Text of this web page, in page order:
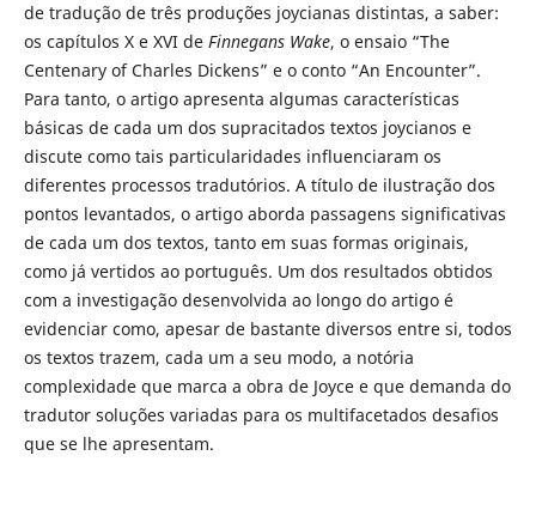
de tradução de três produções joycianas distintas, a saber:
os capítulos X e XVI de Finnegans Wake, o ensaio “The
Centenary of Charles Dickens” e o conto “An Encounter”.
Para tanto, o artigo apresenta algumas características
básicas de cada um dos supracitados textos joycianos e
discute como tais particularidades influenciaram os
diferentes processos tradutórios. A título de ilustração dos
pontos levantados, o artigo aborda passagens significativas
de cada um dos textos, tanto em suas formas originais,
como já vertidos ao português. Um dos resultados obtidos
com a investigação desenvolvida ao longo do artigo é
evidenciar como, apesar de bastante diversos entre si, todos
os textos trazem, cada um a seu modo, a notória
complexidade que marca a obra de Joyce e que demanda do
tradutor soluções variadas para os multifacetados desafios
que se lhe apresentam.